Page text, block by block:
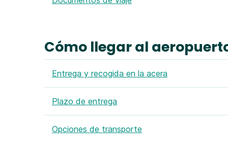
Cómo llegar al
Entrega y recogida en la acera
Plazo de entrega
Opciones de transporte